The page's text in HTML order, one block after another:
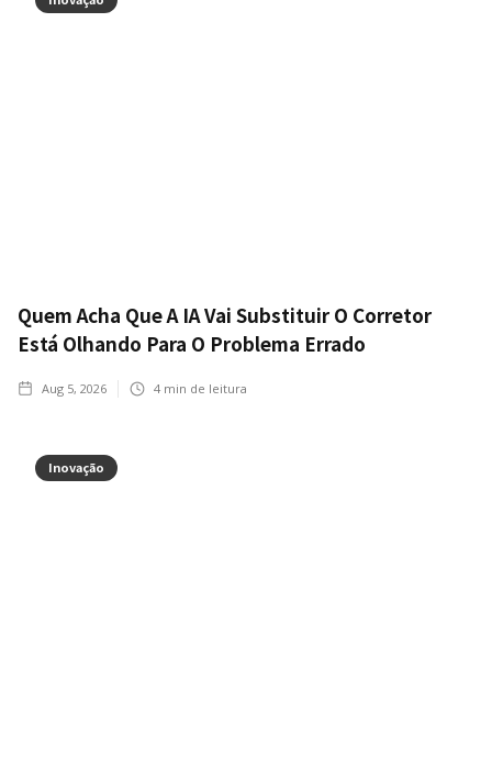
Quem Acha Que A IA Vai Substituir O Corretor
Está Olhando Para O Problema Errado
Aug 5, 2026 4 min de leitura
Inovação